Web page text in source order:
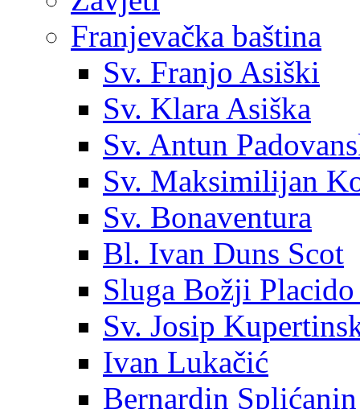
Franjevačka baština
Sv. Franjo Asiški
Sv. Klara Asiška
Sv. Antun
Sv. Maksimilijan
Sv. Bonaventura
Bl. Ivan Duns Scot
Sluga Božji Placido
Sv. Josip
Ivan Lukačić
Bernardin Splićanin